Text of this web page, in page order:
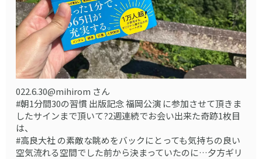
022.6.30@mihirom さん
#朝1分間30の習慣 出版記念 福岡公演 に参加させて頂きま
したサインまで頂いて?2週連続でお会い出来た奇跡1枚目
は、
#高良大社 の素敵な眺めをバックにとっても気持ちの良い
空気流れる空間でした️前から決まっていたのに…夕方ギリ